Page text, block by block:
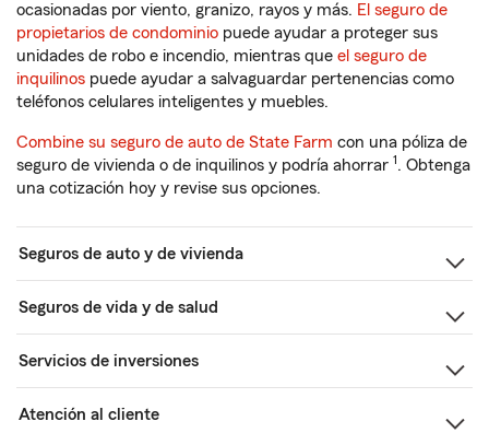
ocasionadas por viento, granizo, rayos y más. El seguro de
propietarios de condominio puede ayudar a proteger sus
unidades de robo e incendio, mientras que el seguro de
inquilinos puede ayudar a salvaguardar pertenencias como
teléfonos celulares inteligentes y muebles.
Combine su seguro de auto de State Farm con una póliza de
seguro de vivienda o de inquilinos y podría ahorrar 1. Obtenga
una cotización hoy y revise sus opciones.
Seguros de auto y de vivienda
Seguros de vida y de salud
Servicios de inversiones
Atención al cliente